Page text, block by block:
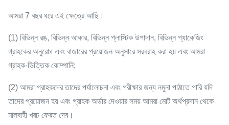
আমরা 7 বছর ধরে এই ক্ষেত্রে আছি।
(1) বিভিন্ন রঙ, বিভিন্ন আকার, বিভিন্ন প্লাস্টিক উপাদান, বিভিন্ন প্যাকেজিং
গ্রাহকের অনুরোধ এবং বাজারের প্রয়োজন অনুসারে সরবরাহ করা হয় এবং আমরা
গ্রাহক-ভিত্তিক কোম্পানি;
(2) আমরা গ্রাহকদের তাদের পর্যালোচনা এবং পরীক্ষার জন্য নমুনা পাঠাতে পারি যদি
তাদের প্রয়োজন হয় এবং গ্রাহক অর্ডার দেওয়ার সময় আমরা মোট অর্থপ্রদান থেকে
মালবাহী খরচ ফেরত দেব।